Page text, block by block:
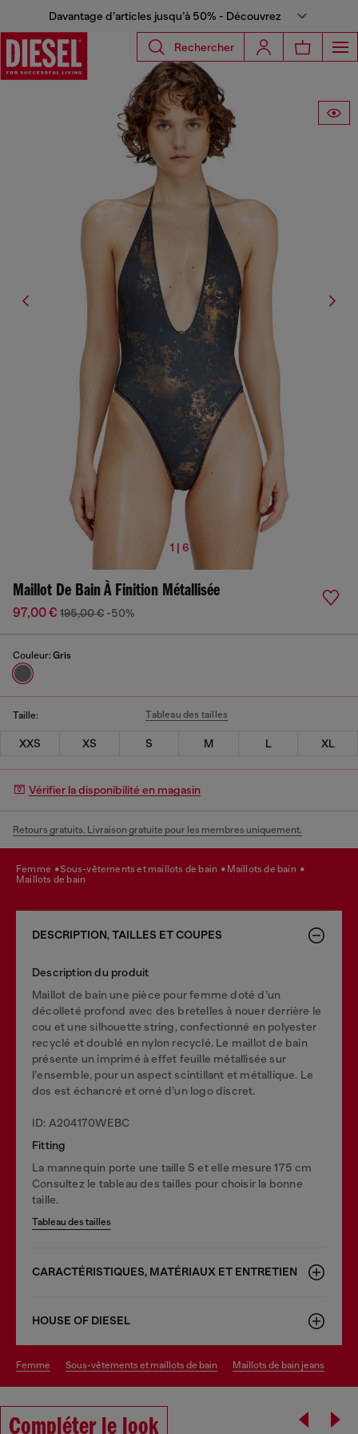
Davantage d’articles jusqu’à 50% - Découvrez
Rechercher
1 | 6
Maillot De Bain À Finition Métallisée
97,00 € 195,00 € -50%
Couleur: Gris
Taille: Tableau des tailles
XXS XS S M L XL
Vérifier la disponibilité en magasin
Retours gratuits. Livraison gratuite pour les membres uniquement.
femme sous-vêtements et maillots de bain
maillots de bain
maillots de bain
DESCRIPTION, TAILLES ET COUPES
Description du produit
Maillot de bain une pièce pour femme doté d’un
décolleté profond avec des bretelles à nouer derrière le
cou et une silhouette string, confectionné en polyester
recyclé et doublé en nylon recyclé. Le maillot de bain
présente un imprimé à effet feuille métallisée sur
l’ensemble, pour un aspect scintillant et métallique. Le
dos est échancré et orné d’un logo discret.
ID: A204170WEBC
Fitting
La mannequin porte une taille S et elle mesure 175 cm
Consultez le tableau des tailles pour choisir la bonne
taille.
Tableau des tailles
CARACTÉRISTIQUES, MATÉRIAUX ET ENTRETIEN
HOUSE OF DIESEL
femme sous-vêtements et maillots de bain maillots de bain jeans
Compléter le look